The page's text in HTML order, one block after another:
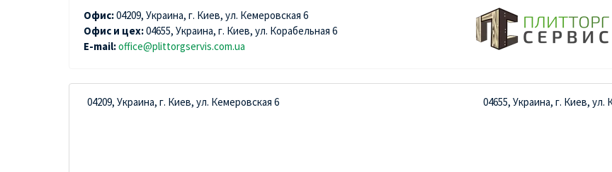
Офис:04209, Украина, г. Киев, ул. Кемеровская 6
Офис и цех:04655, Украина, г. Киев, ул. Корабельная 6
E-mail:office@plittorgservis.com.ua
04209, Украина, г. Киев, ул. Кемеровская 6 04655, Украина, г. Киев, ул.